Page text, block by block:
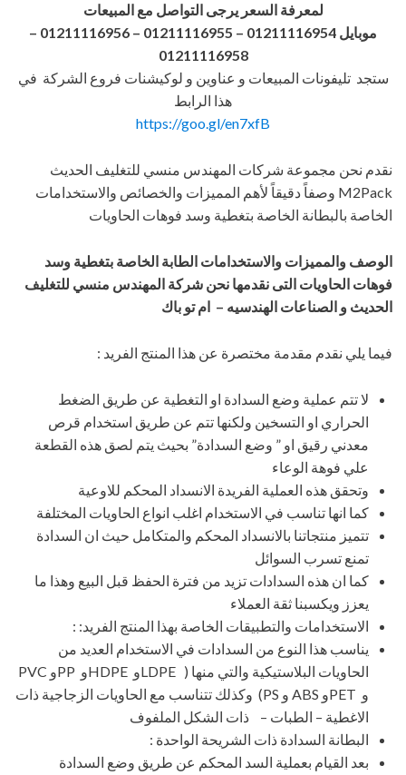
لمعرفة السعر يرجى التواصل مع المبيعات
موبايل 01211116954 – 01211116955 – 01211116956
–
01211116958
ستجد تليفونات المبيعات و عناوين و لوكيشنات فروع الشركة في
هذا الرابط
https://goo.gl/en7xfB
نقدم نحن مجموعة شركات المهندس منسي للتغليف الحديث
M2Pack وصفاً دقيقاً لأهم المميزات والخصائص والاستخدامات
الخاصة بالبطانة الخاصة بتغطية وسد فوهات الحاويات
الوصف والمميزات والاستخدامات الطابة الخاصة بتغطية وسد
فوهات الحاويات التى نقدمها نحن شركة المهندس منسي للتغليف
الحديث و الصناعات الهندسيه – ام تو باك
فيما يلي نقدم مقدمة مختصرة عن هذا المنتج الفريد :
لا تتم عملية وضع السدادة او التغطية عن طريق الضغط
الحراري او التسخين ولكنها تتم عن طريق استخدام قرص
معدني رقيق او ” وضع السدادة” بحيث يتم لصق هذه القطعة
علي فوهة الوعاء
وتحقق هذه العملية الفريدة الانسداد المحكم للاوعية
كما انها تناسب في الاستخدام اغلب انواع الحاويات المختلفة
تتميز منتجاتنا بالانسداد المحكم والمتكامل حيث ان السدادة
تمنع تسرب السوائل
كما ان هذه السدادات تزيد من فترة الحفظ قبل البيع وهذا ما
يعزز ويكسبنا ثقة العملاء
الاستخدامات والتطبيقات الخاصة بهذا المنتج الفريد: :
يناسب هذا النوع من السدادات في الاستخدام العديد من
الحاويات البلاستيكية والتي منها ( LDPEو HDPEو PPو PVC
و PETو ABS و PS) وكذلك تتناسب مع الحاويات الزجاجية ذات
الاغطية – الطبات – ذات الشكل الملفوف
البطانة السدادة ذات الشريحة الواحدة :
بعد القيام بعملية السد المحكم عن طريق وضع السدادة